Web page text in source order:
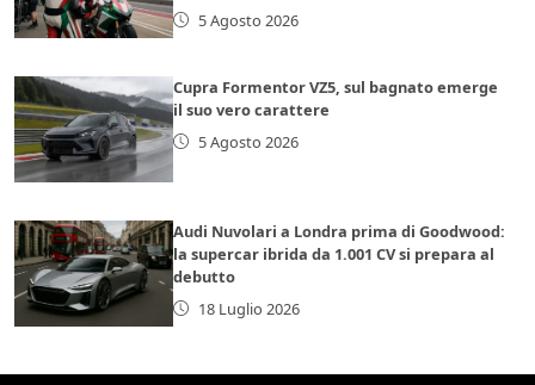
5 Agosto 2026
Cupra Formentor VZ5, sul bagnato emerge
il suo vero carattere
5 Agosto 2026
Audi Nuvolari a Londra prima di Goodwood:
la supercar ibrida da 1.001 CV si prepara al
debutto
18 Luglio 2026